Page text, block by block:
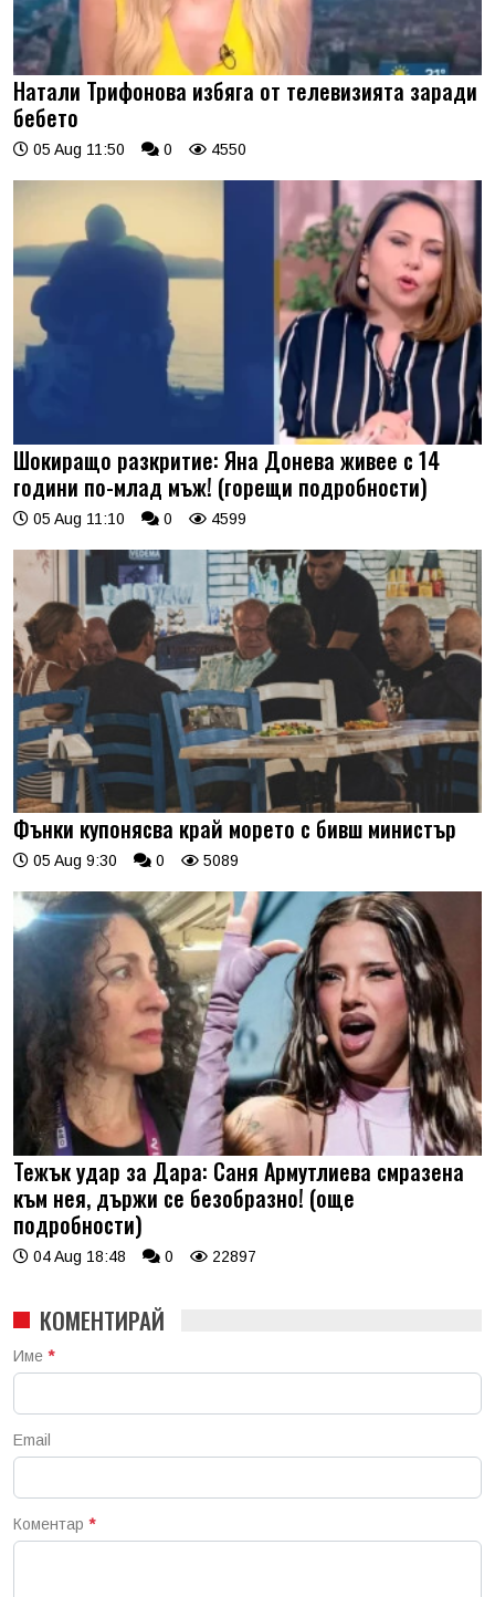
Натали Трифонова избяга от телевизията заради
бебето
05 Aug 11:50 0 4550
Шокиращо разкритие: Яна Донева живее с 14
години по-млад мъж! (горещи подробности)
05 Aug 11:10 0 4599
Фънки купонясва край морето с бивш министър
05 Aug 9:30 0 5089
Тежък удар за Дара: Саня Армутлиева смразена
към нея, държи се безобразно! (още
подробности)
04 Aug 18:48 0 22897
КОМЕНТИРАЙ
Име *
Email
Коментар *